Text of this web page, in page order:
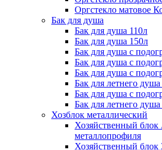
Оргстекло матовое
Бак для душа
Бак для душа 110л
Бак для душа 150л
Бак для душа с
Бак для душа с
Бак для душа с
Бак для летнего
Бак для душа с
Бак для летнего
Хозблок металлический
Хозяйственный
металлопрофиля
Хозяйственный блок